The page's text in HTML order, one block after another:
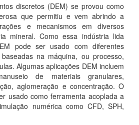
discretos (DEM) se provou como
que permitiu e vem abrindo a
e mecanismos em diversos
mineral. Como essa indústria lida
pode ser usado com diferentes
na máquina, ou processo,
Algumas aplicações DEM incluem
de materiais granulares,
aglomeração e concentração. O
usado como ferramenta acoplada a
numérica como CFD, SPH,